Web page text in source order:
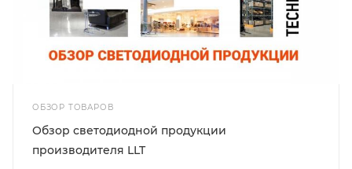
ОБЗОР ТОВАРОВ
Обзор светодиодной продукции
производителя LLT